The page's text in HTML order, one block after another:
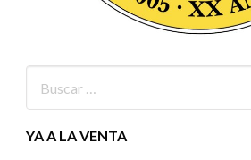
YA A LA VENTA